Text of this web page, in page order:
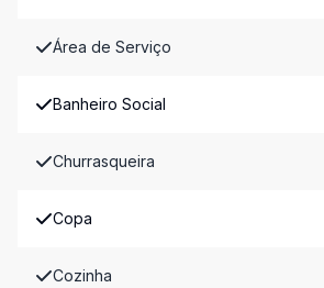
Área de Serviço
Banheiro Social
Churrasqueira
Copa
Cozinha